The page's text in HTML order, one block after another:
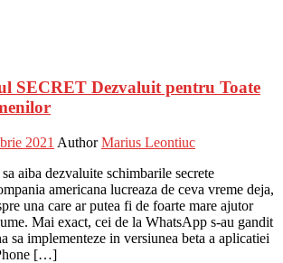
SECRET Dezvaluit pentru Toate
2021 Author Marius Leontiuc
aiba dezvaluite schimbarile secrete
americana lucreaza de ceva vreme deja,
una care ar putea fi de foarte mare ajutor
Mai exact, cei de la WhatsApp s-au gandit
sa implementeze in versiunea beta a aplicatiei
[…]